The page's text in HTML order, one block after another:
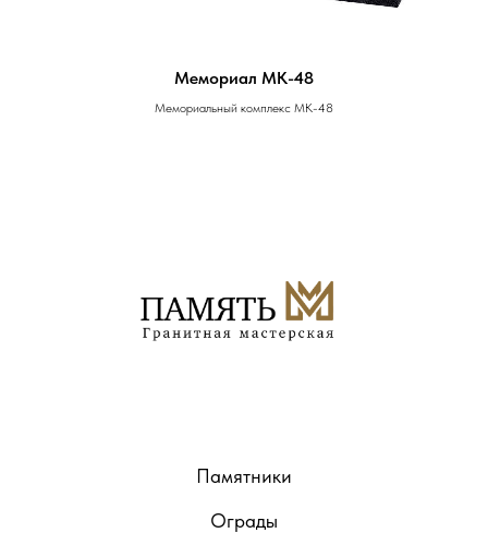
Мемориал MK-48
Мемориальный комплекс MK-48
Памятники
Ограды